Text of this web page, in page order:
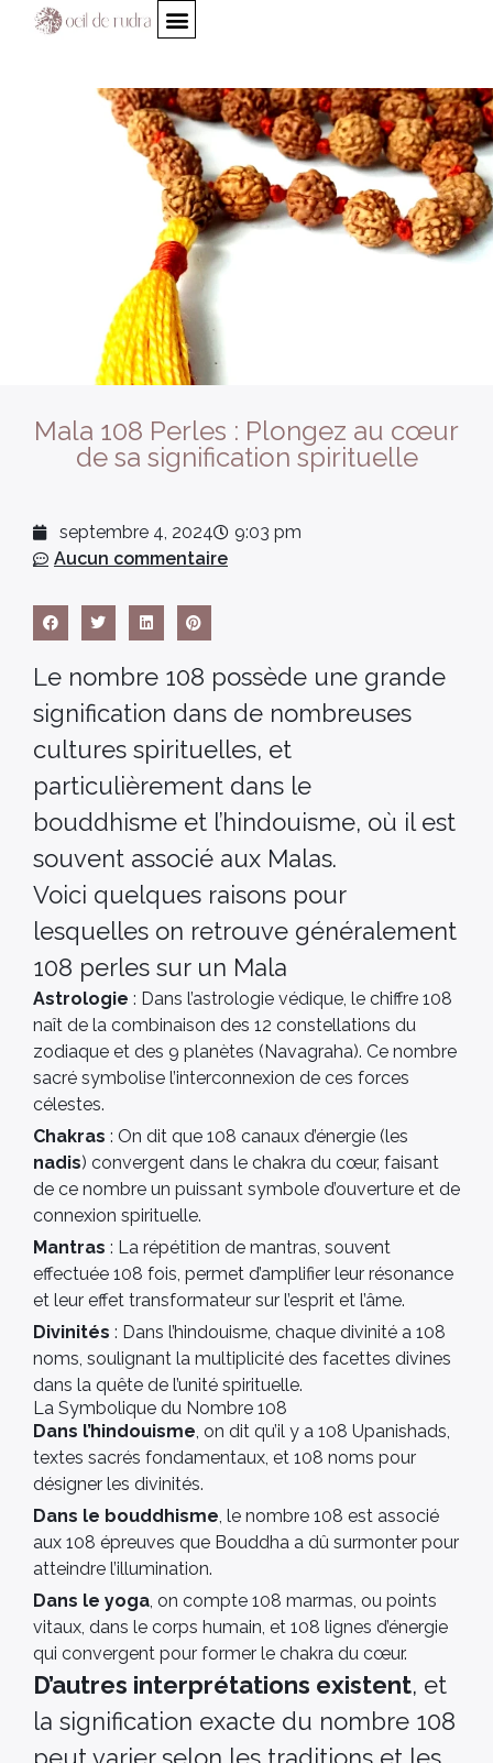
Mala 108 Perles : Plongez au cœur
de sa signification spirituelle
septembre 4, 2024
9:03 pm
Aucun commentaire
Le nombre 108 possède une grande
signification dans de nombreuses
cultures spirituelles, et
particulièrement dans le
bouddhisme et l’hindouisme, où il est
souvent associé aux Malas.
Voici quelques raisons pour
lesquelles on retrouve généralement
108 perles sur un Mala
Astrologie : Dans l’astrologie védique, le chiffre 108
naît de la combinaison des 12 constellations du
zodiaque et des 9 planètes (Navagraha). Ce nombre
sacré symbolise l’interconnexion de ces forces
célestes.
Chakras : On dit que 108 canaux d’énergie (les
nadis) convergent dans le chakra du cœur, faisant
de ce nombre un puissant symbole d’ouverture et de
connexion spirituelle.
Mantras : La répétition de mantras, souvent
effectuée 108 fois, permet d’amplifier leur résonance
et leur effet transformateur sur l’esprit et l’âme.
Divinités : Dans l’hindouisme, chaque divinité a 108
noms, soulignant la multiplicité des facettes divines
dans la quête de l’unité spirituelle.
La Symbolique du Nombre 108
Dans l’hindouisme , on dit qu’il y a 108 Upanishads,
textes sacrés fondamentaux, et 108 noms pour
désigner les divinités.
Dans le bouddhisme , le nombre 108 est associé
aux 108 épreuves que Bouddha a dû surmonter pour
atteindre l’illumination.
Dans le yoga , on compte 108 marmas, ou points
vitaux, dans le corps humain, et 108 lignes d’énergie
qui convergent pour former le chakra du cœur.
D’autres interprétations existent, et
la signification exacte du nombre 108
peut varier selon les traditions et les